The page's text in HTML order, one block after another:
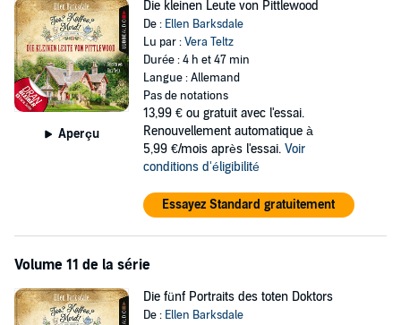
Aperçu
Die kleinen Leute von Pittlewood
De : Ellen Barksdale
Lu par :Vera Teltz
Durée : 4 h et 47 min
Langue : Allemand
Pas de notations
13,99 € ou gratuit avec l'essai.
Renouvellement automatique à
5,99 €/mois après l'essai. Voir
conditions d'éligibilité
Essayez Standard gratuitement
Volume 11 de la série
Die fünf Portraits des toten Doktors
De : Ellen Barksdale